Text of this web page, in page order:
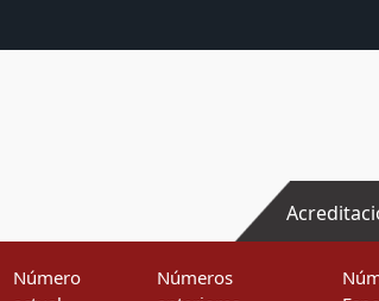
Número
Números